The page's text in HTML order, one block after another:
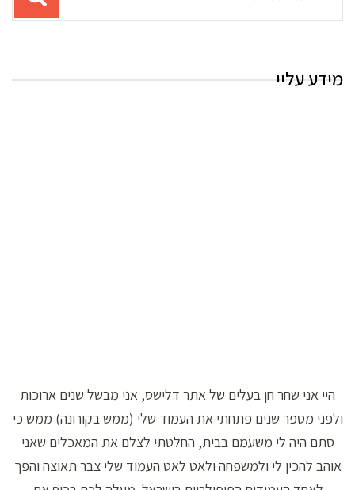
מידע עליי
היי אני שחר חן בעלים של אתר דלישס, אני מבשל שנים ארוכות
ולפני מספר שנים פתחתי את העמוד שלי (ממש בקורונה) ממש כי
סתם היה לי משעמם בבית, החלטתי לצלם את המאכלים שאני
אוהב להכין לי ולמשפחה ולאט לאט העמוד שלי צבר תאוצה והפך